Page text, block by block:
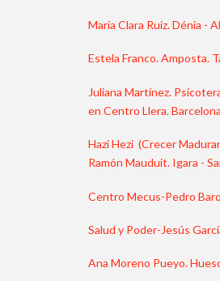
María Clara Ruiz. Dénia -
Estela Franco. Amposta.
Juliana Martínez.
en Centro Llera. Barcelona
Hazi Hezi (Crecer
Ramón Mauduit. Igara -
Centro Mecus-Pedro
Salud y Poder-Jesús
Ana Moreno Pueyo.